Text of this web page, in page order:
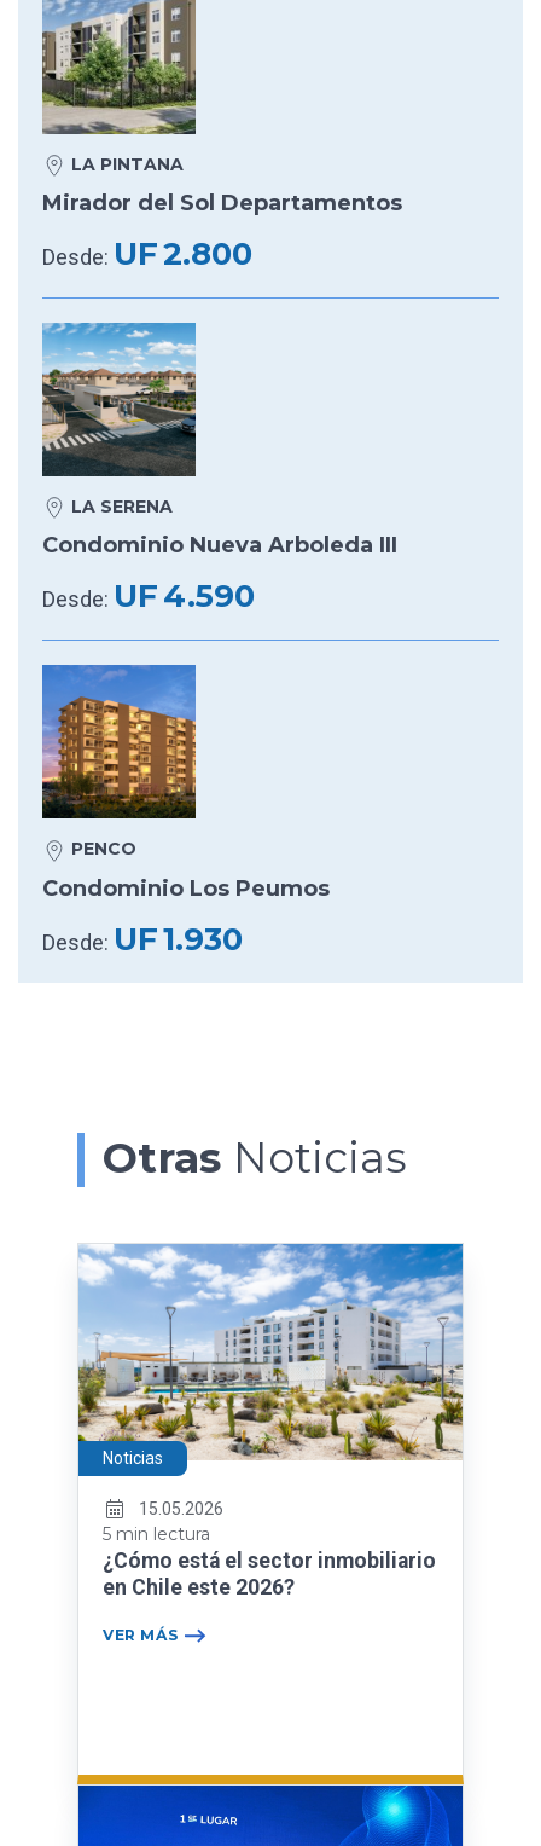
LA PINTANA
Mirador del Sol Departamentos
Desde: UF2.800
LA SERENA
Condominio Nueva Arboleda III
Desde: UF4.590
PENCO
Condominio Los Peumos
Desde: UF1.930
Otras Noticias
Noticias
15.05.2026
5 min lectura
¿Cómo está el sector inmobiliario
en Chile este 2026?
VER MÁS